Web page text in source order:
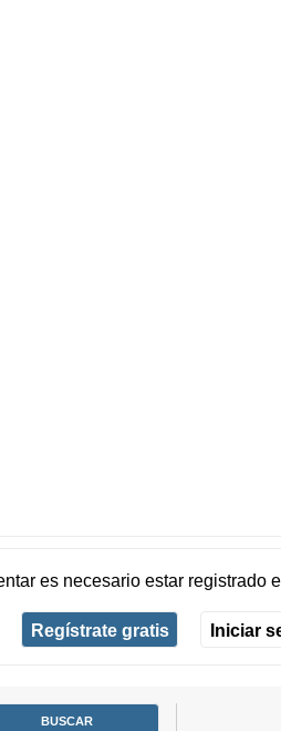
es necesario estar registrado
Regístrate gratis Iniciar